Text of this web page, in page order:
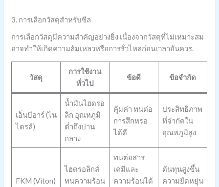
3. การเลือกวัสดุสำหรับซีล
การเลือกวัสดุมีความสำคัญอย่างยิ่ง เนื่องจากวัสดุที่ไม่เหมาะสม
อาจทำให้เกิดความล้มเหลวหรือการรั่วไหลก่อนเวลาอันควร.
วัสดุ
การใช้งาน
ทั่วไป
ข้อดี ข้อจำกัด
เอ็นบีอาร์ (ไน
ไตรล์)
น้ำมันไฮดรอ
ลิก อุณหภูมิ
ต่ำถึงปาน
กลาง
คุ้มค่า ทนต่อ
การสึกหรอ
ได้ดี
ประสิทธิภาพ
ที่จำกัดใน
อุณหภูมิสูง
FKM (Viton)
ไฮดรอลิกส์
ทนความร้อน
ทนต่อสาร
เคมีและ
ความร้อนได้
ต้นทุนสูงขึ้น
ความยืดหยุ่น